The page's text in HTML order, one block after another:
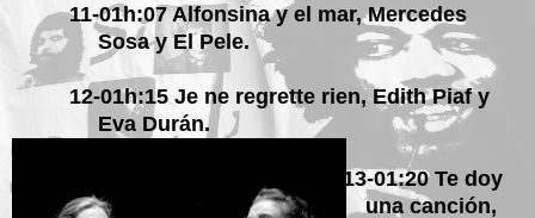
11-01h:07 Alfonsina y el mar, Mercedes
Sosa y El Pele.
12-01h:15 Je ne regrette rien, Edith Piaf y
Eva Durán.
13-01:20 Te doy
una canción,